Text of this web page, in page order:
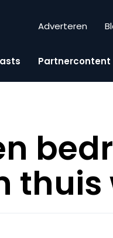
Adverteren
Partnercontent
thuis